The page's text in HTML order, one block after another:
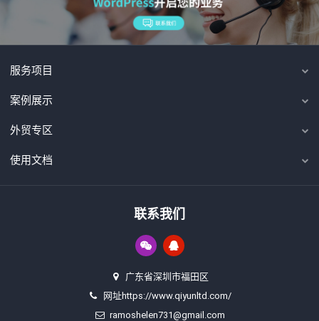
服务项目
案例展示
外贸专区
使用文档
联系我们
广东省深圳市福田区
网址https://www.qiyunltd.com/
ramoshelen731@gmail.com